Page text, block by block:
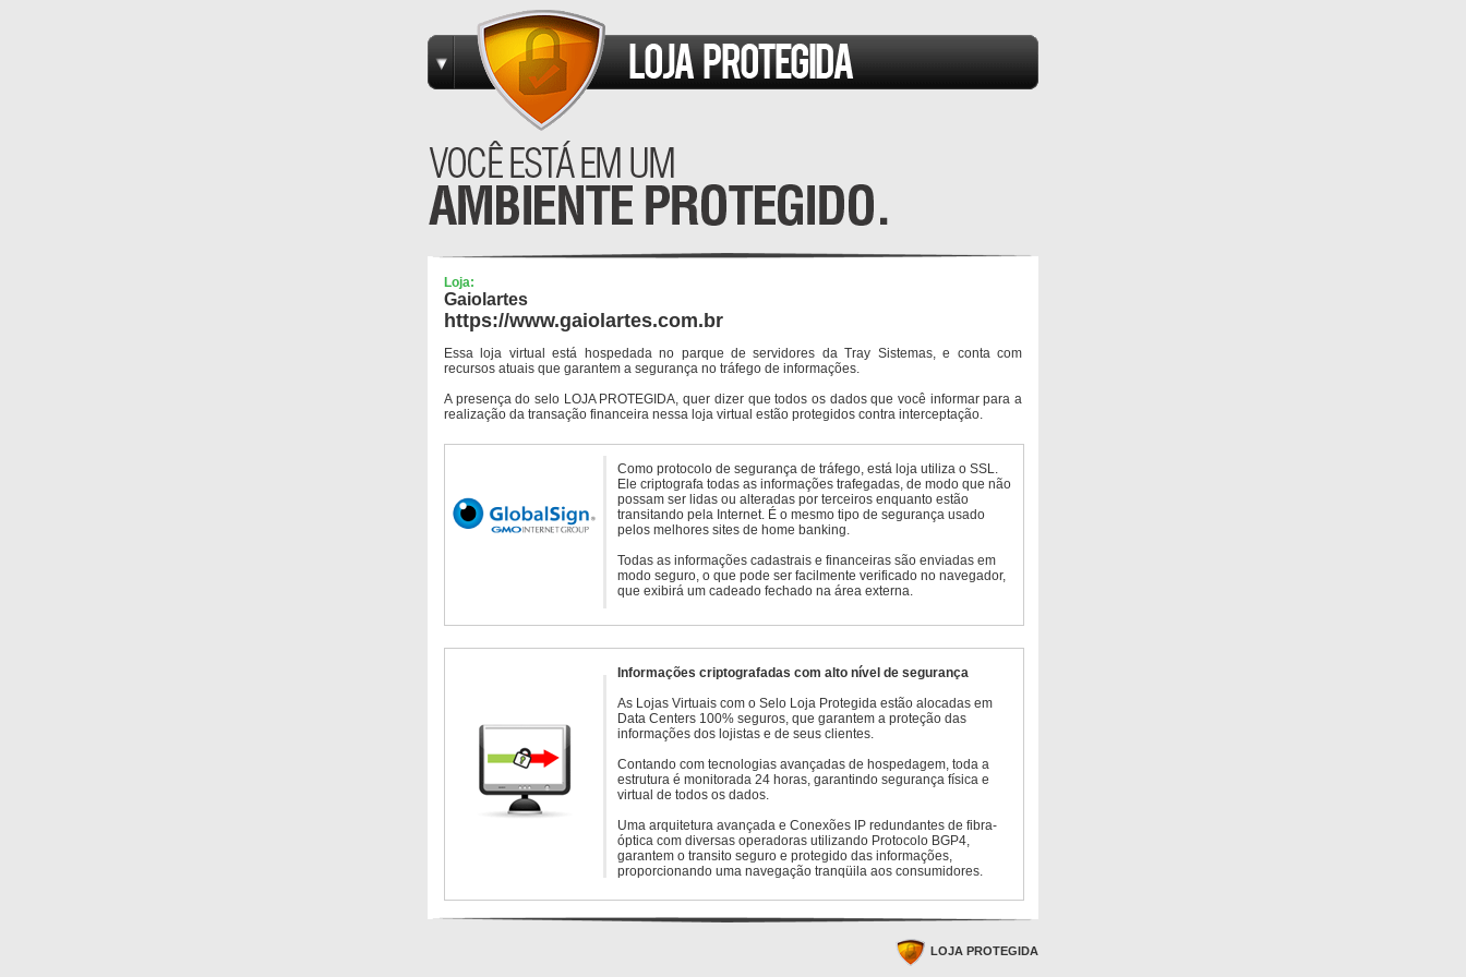
Loja:
Gaiolartes
https://www.gaiolartes.com.br
Essa loja virtual está hospedada no parque de servidores da Tray Sistemas, e conta com
recursos atuais que garantem a segurança no tráfego de informações.
A presença do selo LOJA PROTEGIDA, quer dizer que todos os dados que você informar para a
realização da transação financeira nessa loja virtual estão protegidos contra interceptação.
Como protocolo de segurança de tráfego, está loja utiliza o SSL.
Ele criptografa todas as informações trafegadas, de modo que não
possam ser lidas ou alteradas por terceiros enquanto estão
transitando pela Internet. É o mesmo tipo de segurança usado
pelos melhores sites de home banking.
Todas as informações cadastrais e financeiras são enviadas em
modo seguro, o que pode ser facilmente verificado no navegador,
que exibirá um cadeado fechado na área externa.
Informações criptografadas com alto nível de segurança
As Lojas Virtuais com o Selo Loja Protegida estão alocadas em
Data Centers 100% seguros, que garantem a proteção das
informações dos lojistas e de seus clientes.
Contando com tecnologias avançadas de hospedagem, toda a
estrutura é monitorada 24 horas, garantindo segurança física e
virtual de todos os dados.
Uma arquitetura avançada e Conexões IP redundantes de fibra-
óptica com diversas operadoras utilizando Protocolo BGP4,
garantem o transito seguro e protegido das informações,
proporcionando uma navegação tranqüila aos consumidores.
LOJA PROTEGIDA